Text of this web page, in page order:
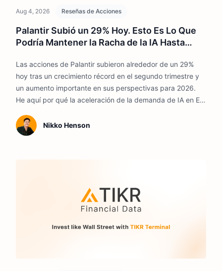
Aug 4, 2026 Reseñas de Acciones
Palantir Subió un 29% Hoy. Esto Es Lo Que
Podría Mantener la Racha de la IA Hasta
Las acciones de Palantir subieron alrededor de un 29%
hoy tras un crecimiento récord en el segundo trimestre y
un aumento importante en sus perspectivas para 2026.
He aquí por qué la aceleración de la demanda de IA en EE.
valoración deja poco margen para una ejecución más
débil.
Nikko Henson